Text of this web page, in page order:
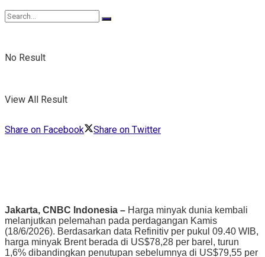
No Result
View All Result
Share on Facebook Share on Twitter
Jakarta, CNBC Indonesia – Harga minyak dunia kembali
melanjutkan pelemahan pada perdagangan Kamis
(18/6/2026). Berdasarkan data Refinitiv per pukul 09.40 WIB,
harga minyak Brent berada di US$78,28 per barel, turun
1,6% dibandingkan penutupan sebelumnya di US$79,55 per